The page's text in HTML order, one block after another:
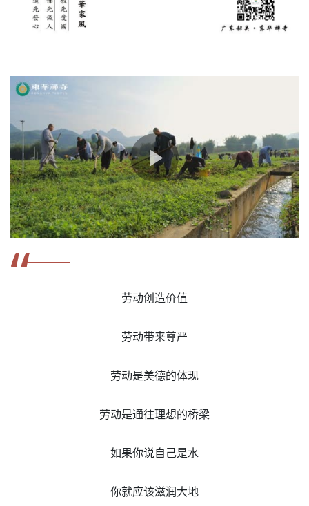
“ 劳动创造价值
劳动带来尊严
劳动是美德的体现
劳动是通往理想的桥梁
如果你说自己是水
你就应该滋润大地